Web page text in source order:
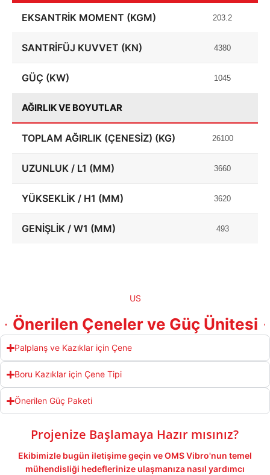
US
EKSANTRIK MOMENT (KGM) 203.2
SANTRIFÜJ KUVVET (KN) 4380
GÜÇ (KW) 1045
AĞIRLIK VE BOYUTLAR
TOPLAM AĞIRLIK (ÇENESIZ) (KG) 26100
UZUNLUK / L1 (MM) 3660
YÜKSEKLIK / H1 (MM) 3620
GENIŞLIK / W1 (MM) 493
Önerilen Çeneler ve Güç Ünitesi
Palplanş ve Kazıklar için Çene
Boru Kazıklar için Çene Tipi
Önerilen Güç Paketi
Projenize Başlamaya Hazır mısınız?
Ekibimizle bugün iletişime geçin ve OMS Vibro'nun temel
mühendisliği hedeflerinize ulaşmanıza nasıl yardımcı